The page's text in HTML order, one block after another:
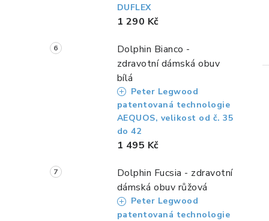
DUFLEX
1 290 Kč
Dolphin Bianco -
zdravotní dámská obuv
bílá
Peter Legwood
patentovaná technologie
AEQUOS, velikost od č. 35
do 42
1 495 Kč
Dolphin Fucsia - zdravotní
dámská obuv růžová
Peter Legwood
patentovaná technologie